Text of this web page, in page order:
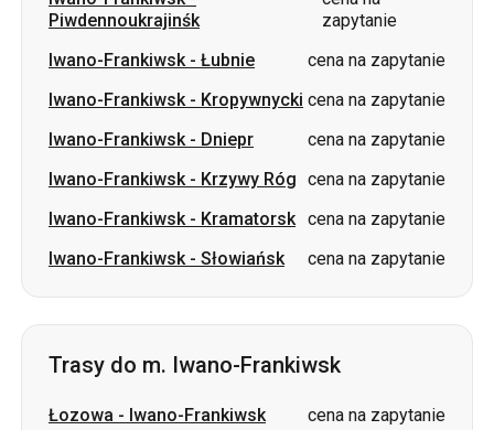
Iwano-Frankiwsk-
cena na zapytanie
Iwano-Frankiwsk-Krzywy Róg
cena na zapytanie
Iwano-Frankiwsk-Kramatorsk cena na zapytanie
Iwano-Frankiwsk-Słowiańsk cena na zapytanie
Trasy do m. Iwano-Frankiwsk
Łozowa-Iwano-Frankiwsk
cena na zapytanie
Kropywnycki- Iwano-Frankiwsk cena na zapytanie
Berehowe-Iwano-Frankiwsk
cena na zapytanie